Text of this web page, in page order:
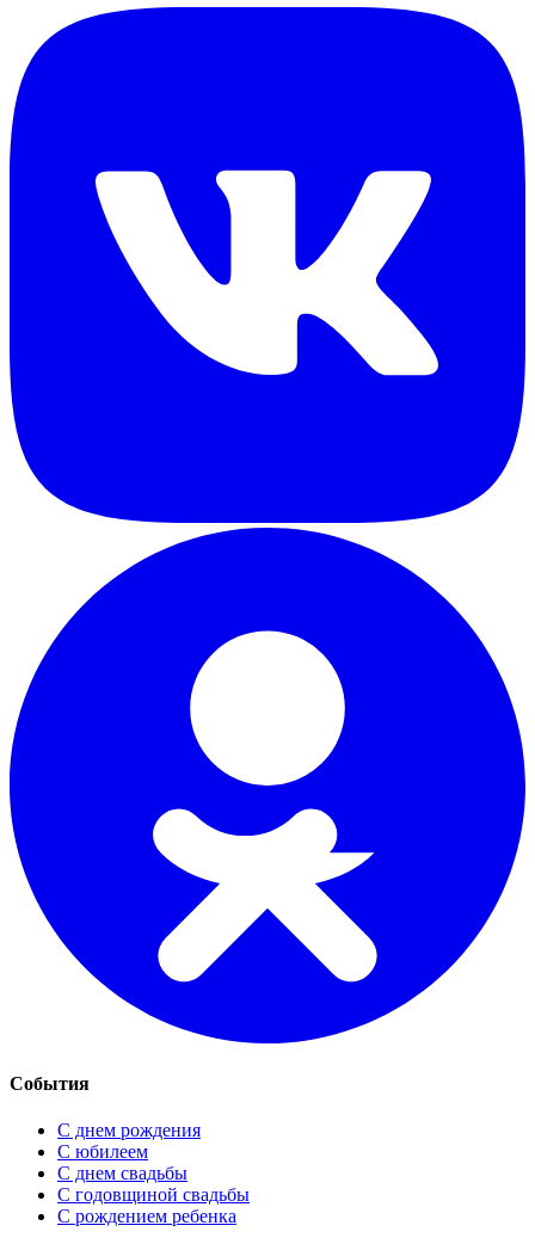
События
С днем рождения
С юбилеем
С днем свадьбы
С годовщиной свадьбы
С рождением ребенка